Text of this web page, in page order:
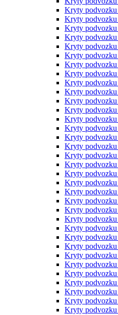
Kryty podvozku
Kryty podvozku
Kryty
Kryty
Kryty podvozku
Kryty podvozku
Kryty podvozku
Kryty podvozku
Kryty podvozku
Kryty podvozku
Kryty podvozku
Kryty
Kryty
Kryty
Kryty
Kryty
Kryty
Kryty podvozku
Kryty
Kryty
Kryty podvozku
Kryty
Kryty podvozku
Kryty podvozku
Kryty podvozku
Kryty podvozku
Kryty podvozku
Kryty podvozku
Kryty podvozku
Kryty
Kryty podvozku
Kryty
Kryty
Kryty podvozku